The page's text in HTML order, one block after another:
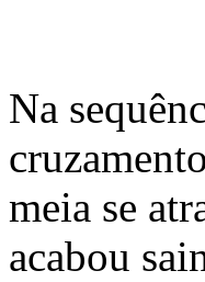
Na
meia se
acabou